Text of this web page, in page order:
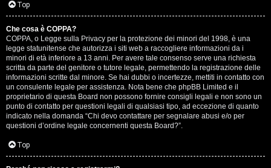
A
r
g
o
m
e
n
Top
Che cosa è COPPA?
COPPA, o Legge sulla Privacy per la protezione dei minori del 1998, è una
legge statunitense che autorizza i siti web a raccogliere informazioni da i
minori di età inferiore a 13 anni. Per avere tale consenso serve una richiesta
scritta da parte del genitore o tutore legale, permettendo la registrazione delle
informazioni scritte dal minore. Se hai dubbi o incertezze, mettiti in contatto con
un consulente legale per assistenza. Nota bene che phpBB Limited e il
proprietario di questa Board non possono fornire consigli legali e non sono un
punto di contatto per questioni legali di qualsiasi tipo, ad eccezione di quanto
indicato nella domanda “Chi devo contattare per segnalare abusi e/o per
questioni d’ordine legale concernenti questa Board?”.
Top
T
o
p
i
c
A
t
t